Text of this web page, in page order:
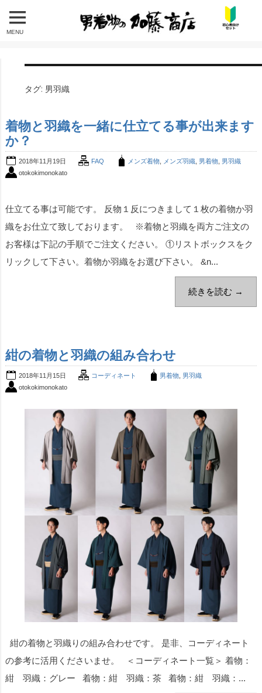
MENU
タグ: 男羽織
着物と羽織を一緒に仕立てる事が出来ます
か？
2018年11月19日 FAQ メンズ着物, メンズ羽織 男着物, 男羽織
otokokimonokato
仕立てる事は可能です。 反物１反につきまして１枚の着物か羽
織をお仕立て致しております。 ※着物と羽織を両方ご注文の
お客様は下記の手順でご注文ください。 ①リストボックスをク
リックして下さい。着物か羽織をお選び下さい。 &n...
続きを読む →
紺の着物と羽織の組み合わせ
2018年11月15日 コーディネート 男着物, 男羽織
otokokimonokato
紺の着物と羽織りの組み合わせです。 是非、コーディネート
の参考に活用くださいませ。 ＜コーディネート一覧＞ 着物：
紺 羽織：グレー 着物：紺 羽織：茶 着物：紺 羽織：...